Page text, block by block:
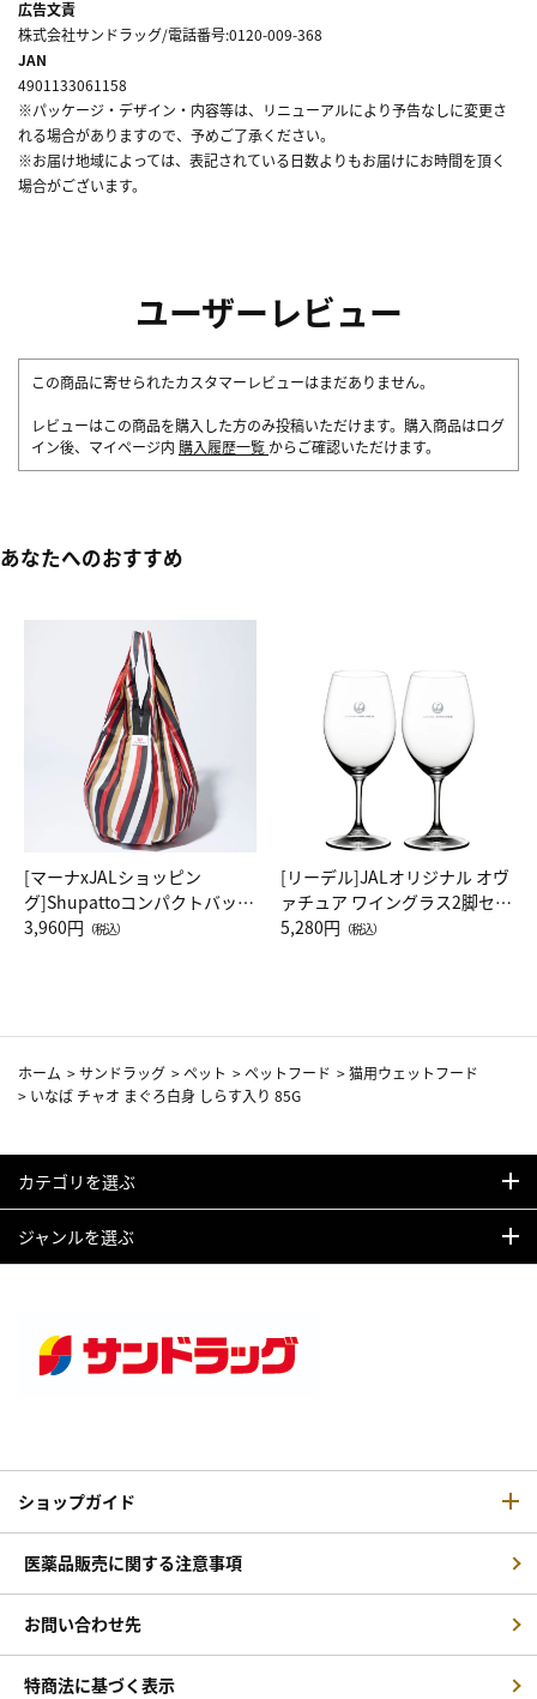
広告文責
株式会社サンドラッグ/電話番号:0120-009-368
JAN
4901133061158
※パッケージ・デザイン・内容等は、リニューアルにより予告なしに変更さ
れる場合がありますので、予めご了承ください。
※お届け地域によっては、表記されている日数よりもお届けにお時間を頂く
場合がございます。
ユーザーレビュー
この商品に寄せられたカスタマーレビューはまだありません。
レビューはこの商品を購入した方のみ投稿いただけます。購入商品はログ
イン後、マイページ内 購入履歴一覧 からご確認いただけます。
あなたへのおすすめ
[マーナxJALショッピン
グ]Shupattoコンパクトバッグ
Drop JAL客室乗務員（LC）ス
3,960円 （税込）
[リーデル]JALオリジナル オヴ
ァチュア ワイングラス2脚セッ
ト（レッドワイン）
5,280円 （税込）
ホーム >サンドラッグ >ペット >ペットフード >猫用ウェットフード
> いなば チャオ まぐろ白身 しらす入り 85G
カテゴリを選ぶ
ジャンルを選ぶ
ショップガイド
医薬品販売に関する注意事項
お問い合わせ先
特商法に基づく表示